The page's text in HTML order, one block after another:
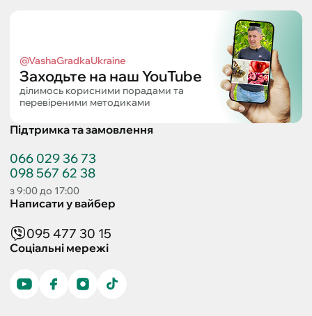
@VashaGradkaUkraine
Заходьте на наш YouTube
ділимось корисними порадами та
перевіреними методиками
Підтримка та замовлення
066 029 36 73
098 567 62 38
з 9:00 до 17:00
Написати у вайбер
095 477 30 15
Соціальні мережі